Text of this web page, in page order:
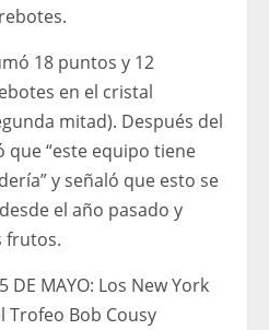
18 puntos y 12
en el cristal
mitad). Después del
que “este equipo tiene
y señaló que esto se
el año pasado y
frutos.
DE MAYO: Los New York
Trofeo Bob Cousy